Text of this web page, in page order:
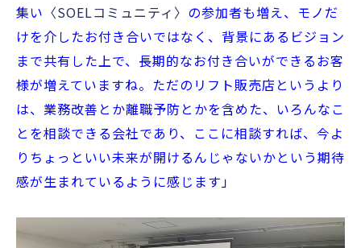
集い 〈SOELコミュニティ〉 の参加者も増え、モノだ
けを介したお付き合いではなく、背景にあるビジョン
まで共有した上で、長期的なお付き合いができるお客
様が増えていますね。ただのリフト販売店というより
は、業務改善とか離職予防とかを含めた、いろんなこ
とを相談できる会社であり、ここに相談すれば、今よ
りちょっといい未来が開けるんじゃないかという期待
感が生まれているように感じます」